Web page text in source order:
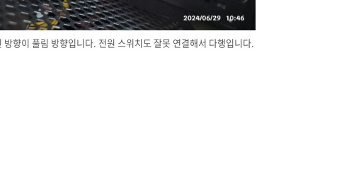
향이 풀림 방향입니다. 전원 스위치도 잘못 연결해서 다행입니다.